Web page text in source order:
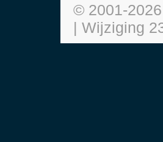
© 2001-2026
| Wijziging